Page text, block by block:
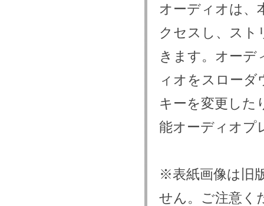
オーディオは、
クセスし、スト
きます。オーデ
ィオをスロー
キーを変更した
能オーディオプ
※表紙画像は旧
せん。ご注意く